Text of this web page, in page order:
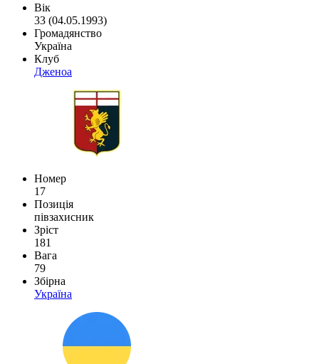
Вік
33 (04.05.1993)
Громадянство
Україна
Клуб
Дженоа
Номер
17
Позиція
півзахисник
Зріст
181
Вага
79
Збірна
Україна